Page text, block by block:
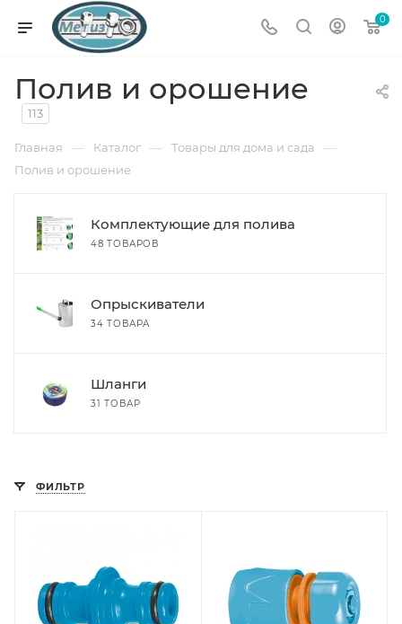
0
Полив и орошение
113
Главная — Каталог — Товары для дома и сада —
Полив и орошение
Комплектующие для полива
48 ТОВАРОВ
Опрыскиватели
34 ТОВАРА
Шланги
31 ТОВАР
ФИЛЬТР